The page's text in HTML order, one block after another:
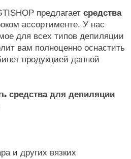
предлагаетсредства
ассортименте. У нас
для всех типов депиляции
вам полноценно оснастить
продукцией данной
средства для депиляции
и других вязких